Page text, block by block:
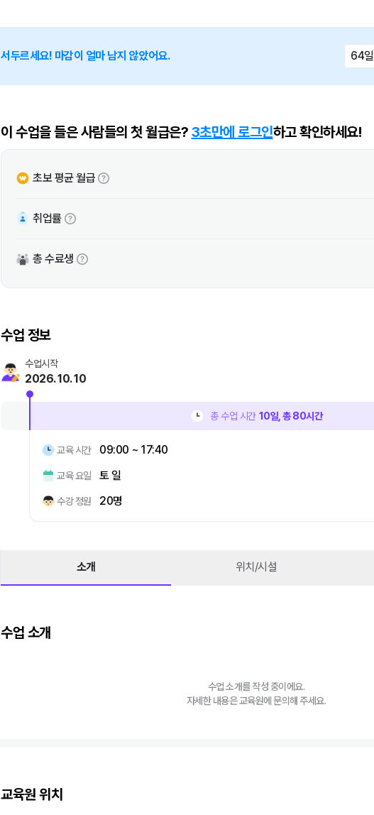
서두르세요! 마감이 얼마 남지 않았어요. 64일
이 수업을 들은 사람들의 첫 월급은? 3초만에 로그인하고 확인하세요!
초보 평균 월급
취업률
총 수료생
수업 정보
수업시작
2026. 10. 10
총 수업 시간 10일, 총 80시간
교육 시간 09:00 ~ 17:40
교육 요일 토 일
수강 정원 20명
소개 위치/시설
수업 소개
수업 소개를 작성 중이에요.
자세한 내용은 교육원에 문의해 주세요.
교육원 위치